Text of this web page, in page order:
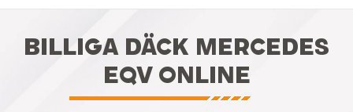
BILLIGA DÄCK MERCEDES
EQV ONLINE